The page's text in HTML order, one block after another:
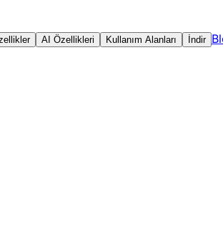
AI Özellikleri Kullanım Alanları İndir